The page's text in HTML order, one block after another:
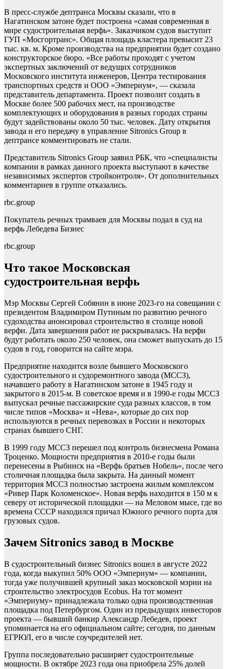
В пресс-службе дептранса Москвы сказали, что в
Нагатинском затоне будет построена «самая современная в
мире судостроительная верфь». Заказчиком судов выступит
ГУП «Мосгортранс». Общая площадь кластера превысит 23
тыс. кв. м. Кроме производства на предприятии будет создано
конструкторское бюро. «Все работы проходят с учетом
экспертных заключений от ведущих сотрудников
Московского института инженеров, Центра тестирования
транспортных средств и ООО «Эмпериум», — сказала
представитель департамента. Проект позволит создать в
Москве более 500 рабочих мест, на производстве
комплектующих и оборудования в разных городах страны
будут задействованы около 50 тыс. человек. Дату открытия
завода и его передачу в управление Sitronics Group в
дептрансе комментировать не стали.
Представитель Sitronics Group заявил РБК, что «специалисты
компании в рамках данного проекта выступают в качестве
независимых экспертов стройконтроля». От дополнительных
комментариев в группе отказались.
rbc.group
Покупатель речных трамваев для Москвы подал в суд на
верфь Лебедева Бизнес
rbc.group
Что такое Московская
судостроительная верфь
Мэр Москвы Сергей Собянин в июне 2023-го на совещании с
президентом Владимиром Путиным по развитию речного
судоходства анонсировал строительство в столице новой
верфи. Дата завершения работ не раскрывалась. На верфи
будут работать около 250 человек, она сможет выпускать до 15
судов в год, говорится на сайте мэра.
Предприятие находится возле бывшего Московского
судостроительного и судоремонтного завода (МССЗ),
начавшего работу в Нагатинском затоне в 1945 году и
закрытого в 2015-м. В советское время и в 1990-е годы МССЗ
выпускал речные пассажирские суда разных классов, в том
числе типов «Москва» и «Нева», которые до сих пор
используются в речных перевозках в России и некоторых
странах бывшего СНГ.
В 1999 году МССЗ перешел под контроль бизнесмена Романа
Троценко. Мощности предприятия в 2010-е годы были
перенесены в Рыбинск на «Верфь братьев Нобель», после чего
столичная площадка была закрыта. На данный момент
территория МССЗ полностью застроена жилым комплексом
«Ривер Парк Коломенское». Новая верфь находится в 150 м к
северу от исторической площадки — на Меловом мысе, где во
времена СССР находился причал Южного речного порта для
грузовых судов.
Зачем Sitronics завод в Москве
В судостроительный бизнес Sitronics вошел в августе 2022
года, когда выкупил 50% ООО «Эмпериум» — компании,
тогда уже получившей крупный заказ московской мэрии на
строительство электросудов Ecobus. На тот момент
«Эмпериуму» принадлежала только одна производственная
площадка под Петербургом. Один из предыдущих инвесторов
проекта — бывший банкир Александр Лебедев, проект
упоминается на его официальном сайте; сегодня, по данным
ЕГРЮЛ, его в числе соучредителей нет.
Группа последовательно расширяет судостроительные
мощности. В октябре 2023 года она приобрела 25% долей